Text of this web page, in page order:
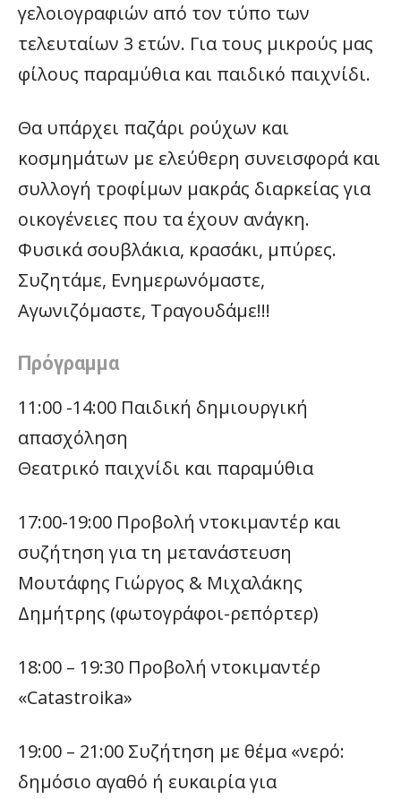
γελοιογραφιών από τον τύπο των
τελευταίων 3 ετών. Για τους μικρούς μας
φίλους παραμύθια και παιδικό παιχνίδι.
Θα υπάρχει παζάρι ρούχων και
κοσμημάτων με ελεύθερη συνεισφορά και
συλλογή τροφίμων μακράς διαρκείας για
οικογένειες που τα έχουν ανάγκη.
Φυσικά σουβλάκια, κρασάκι, μπύρες.
Συζητάμε, Ενημερωνόμαστε,
Αγωνιζόμαστε, Τραγουδάμε!!!
Πρόγραμμα
11:00 -14:00 Παιδική δημιουργική
απασχόληση
Θεατρικό παιχνίδι και παραμύθια
17:00-19:00 Προβολή ντοκιμαντέρ και
συζήτηση για τη μετανάστευση
Μουτάφης Γιώργος & Μιχαλάκης
Δημήτρης (φωτογράφοι-ρεπόρτερ)
18:00 – 19:30 Προβολή ντοκιμαντέρ
«Catastroika»
19:00 – 21:00 Συζήτηση με θέμα «νερό:
δημόσιο αγαθό ή ευκαιρία για